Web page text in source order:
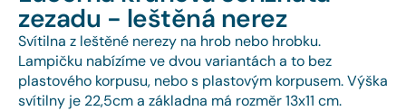
zezadu - leštěná nerez
Svítilna z leštěné nerezy na hrob nebo hrobku.
Lampičku nabízíme ve dvou variantách a to bez
plastového korpusu, nebo s plastovým korpusem. Výška
svítilny je 22,5cm a základna má rozměr 13x11 cm.